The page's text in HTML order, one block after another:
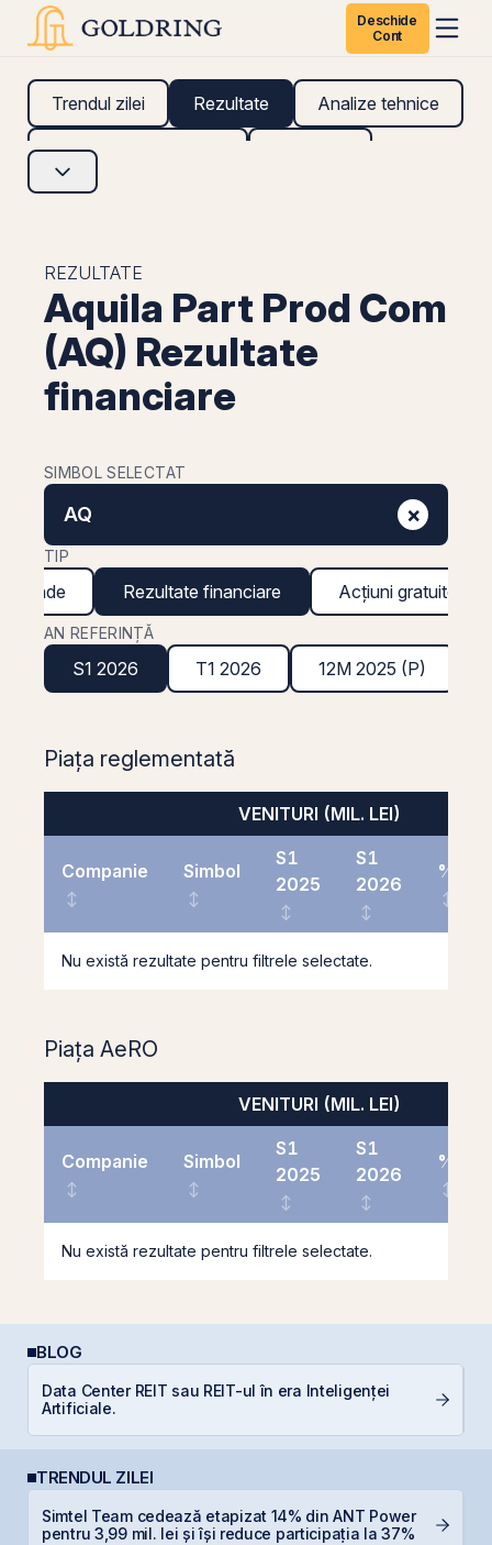
Deschide
Cont
Trendul zilei Rezultate Analize tehnice
Analize fundamentale
REZULTATE
Aquila Part Prod Com
(AQ) Rezultate
financiare
SIMBOL SELECTAT
AQ ×
TIP
Rezultate financiare Acțiuni gratuite
AN REFERINȚĂ
S1 2026 T1 2026 12M 2025 (P)
Piața reglementată
VENITURI (MIL. LEI)
Companie Simbol
S1
2025
S1
2026
%
Nu există rezultate pentru filtrele selectate.
Piața AeRO
VENITURI (MIL. LEI)
Companie Simbol
S1
2025
S1
2026
%
Nu există rezultate pentru filtrele selectate.
BLOG
Data Center REIT sau REIT-ul în era Inteligenței
Artificiale.
TRENDUL ZILEI
Simtel Team cedează etapizat 14% din ANT Power
pentru 3,99 mil. lei și își reduce participația la 37%